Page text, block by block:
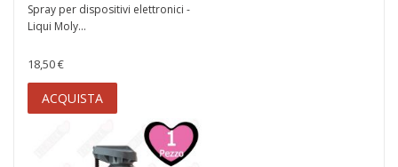
Spray per dispositivi elettronici -
Liqui Moly...
18,50 €
ACQUISTA